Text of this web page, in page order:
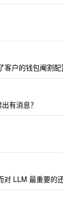
户的钱包阉割配
有消息？
LLM 最重要的还